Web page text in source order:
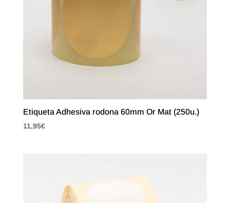
Etiqueta Adhesiva rodona 60mm Or Mat (250u.)
11,95€